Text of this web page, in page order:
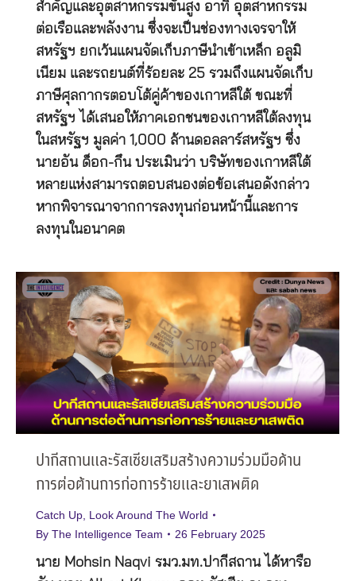
สำคัญและอุตสาหกรรมขั้นสูง อาทิ อุตสาหกรรม
ต่อเรือและพลังงาน ซึ่งจะเป็นช่องทางเจรจาให้
สหรัฐฯ ยกเว้นแผนจัดเก็บภาษีนำเข้าเหล็ก อลูมิ
เนียม และรถยนต์ที่ร้อยละ 25 รวมถึงแผนจัดเก็บ
ภาษีศุลกากรตอบโต้คู่ค้าของเกาหลีใต้ ขณะที่
สหรัฐฯ ได้เสนอให้ภาคเอกชนของเกาหลีใต้ลงทุน
ในสหรัฐฯ มูลค่า 1,000 ล้านดอลลาร์สหรัฐฯ ซึ่ง
นายอัน ด็อก-กึน ประเมินว่า บริษัทของเกาหลีใต้
หลายแห่งสามารถตอบสนองต่อข้อเสนอดังกล่าว
หากพิจารณาจากการลงทุนก่อนหน้านี้และการ
ลงทุนในอนาคต
ปากีสถานและรัสเซียเสริมสร้างความร่วมมือด้าน
การต่อต้านการก่อการร้ายและยาเสพติด
Catch Up Look Around The World
By The Intelligence Team 26 February 2025
นาย Mohsin Naqvi รมว.มท.ปากีสถาน ได้หารือ